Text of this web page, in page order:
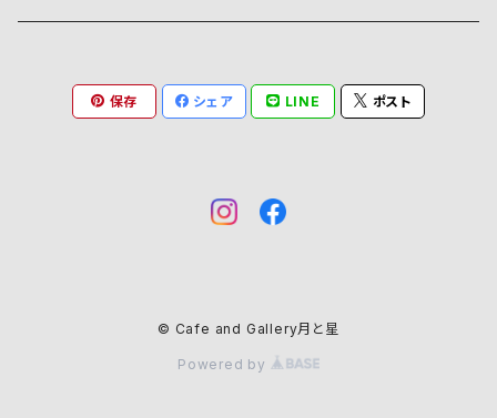
保存 シェア LINE ポスト
© Cafe and Gallery月と星
Powered by